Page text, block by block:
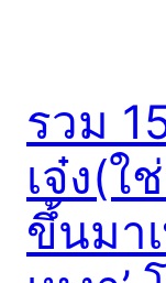
รวม
เจ๋ง(ใ
ขึ้นมา